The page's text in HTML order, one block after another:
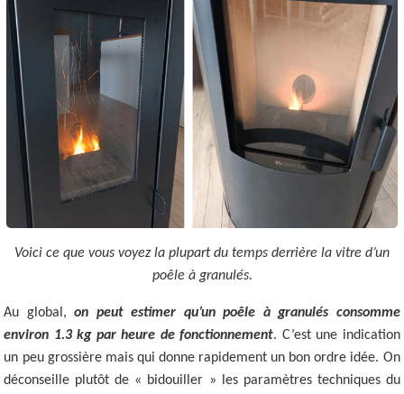
Voici ce que vous voyez la plupart du temps derrière la vitre d’un
poêle à granulés.
Au global,on peut estimer qu’un poêle à granulés consomme
environ 1.3 kg par heure de fonctionnement. C’est une indication
un peu grossière mais qui donne rapidement un bon ordre idée. On
déconseille plutôt de « bidouiller » les paramètres techniques du